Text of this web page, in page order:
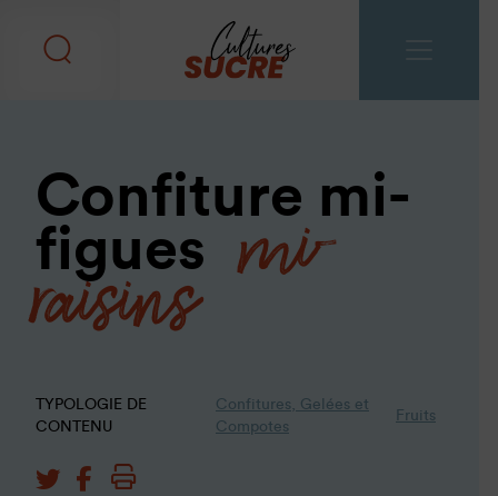
Confiture mi-
figues
mi-
raisins
TYPOLOGIE DE
CONTENU
Confitures, Gelées et
Compotes
Fruits